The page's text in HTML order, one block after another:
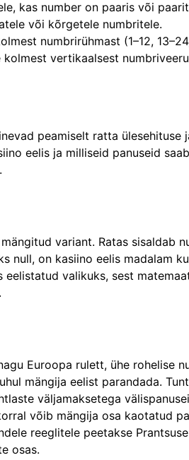
kas number on paaris või
või kõrgetele numbritele.
numbrirühmast (1–12,
vertikaalsest
peamiselt ratta
eelis ja milliseid panuseid
variant. Ratas sisaldab
null, on kasiino eelis madalam
valikuks, sest
Euroopa rulett, ühe rohelise
mängija eelist parandada.
väljamaksetega
võib mängija osa kaotatud
reeglitele peetakse
osas.